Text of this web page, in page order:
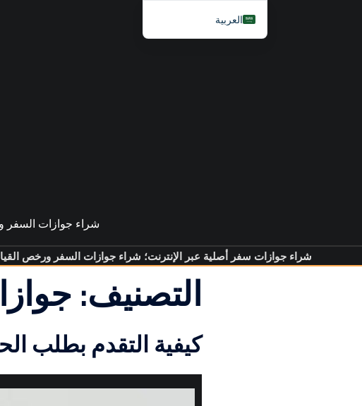
شراء جوازات السفر
شراء جوازات سفر أصلية عبر الإنترنت؛ شراء جوازات السفر ورخص
التصنيف:
كيفية التقدم بطلب
العربية
English
Dansk
Ελληνικά
Slovenščina